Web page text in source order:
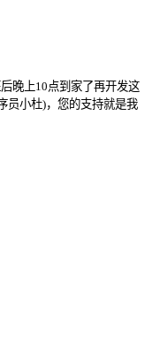
晚上10点到家了再开发这
员小杜)，您的支持就是我